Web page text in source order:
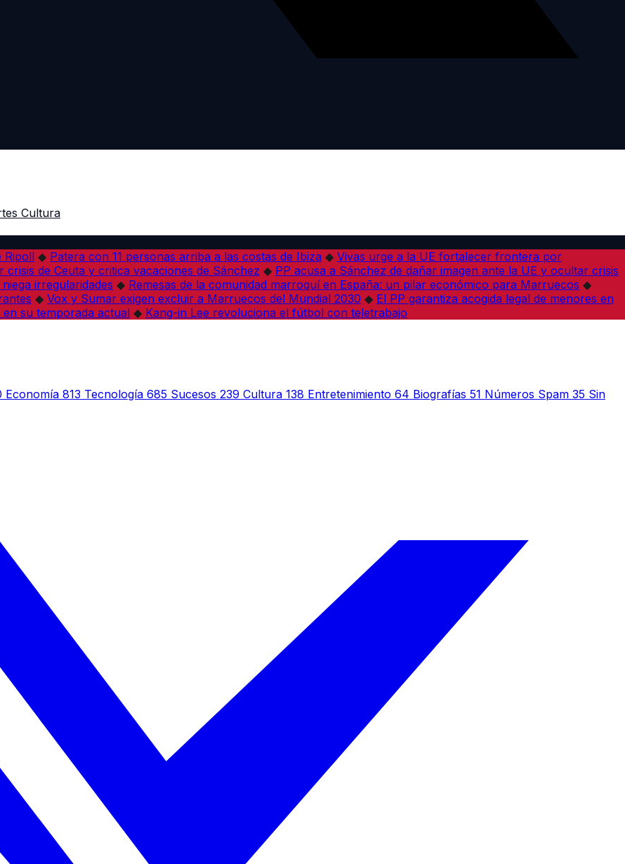
Cultura
Ripoll ◆ Patera con 11 personas arriba a las costas de Ibiza ◆ Vivas urge a la UE fortalecer frontera por
crisis de Ceuta y critica vacaciones de Sánchez ◆ PP acusa a Sánchez de dañar imagen ante la UE y ocultar crisis
irregularidades ◆ Remesas de la comunidad marroquí en España: un pilar económico para Marruecos ◆
◆ Vox y Sumar exigen excluir a Marruecos del Mundial 2030 ◆ El PP garantiza acogida legal de menores en
su temporada actual ◆ Kang-in Lee revoluciona el fútbol con teletrabajo
Economía 813 Tecnología 685 Sucesos 239 Cultura 138 Entretenimiento 64 Biografías 51 Números Spam 35 Sin